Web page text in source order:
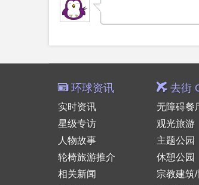
环球资讯
实时资讯
星级专访
人物故事
轮椅旅游推介
相关新闻
去街
无障碍餐
观光旅游
主题公园
休憩公园
宗教建筑